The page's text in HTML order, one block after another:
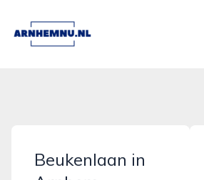
arnhemnu.nl
Beukenlaan in